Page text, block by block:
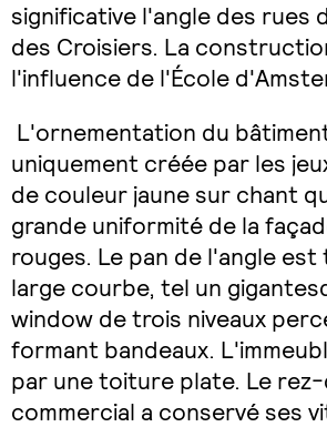
significative l'angle des rues
des Croisiers. La
l'influence de l'École
L'ornementation du
uniquement créée par les
de couleur jaune sur chant
grande uniformité de la
rouges. Le pan de l'angle est
large courbe, tel un
window de trois niveaux
formant bandeaux.
par une toiture plate. Le
commercial a conservé ses